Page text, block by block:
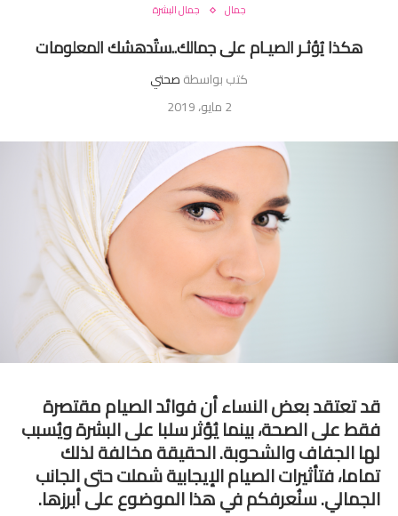
جمال جمال البشرة
هكذا يُؤثـر الصيـام على جمالك..ستُدهشك المعلومات
كتب بواسطةصحتي
2 مايو، 2019
قد تعتقد بعض النساء أن فوائد الصيام مقتصرة
فقط على الصحة، بينما يُؤثر سلبا على البشرة ويُسبب
لها الجفاف والشحوبة. الحقيقة مخالفة لذلك
تماما، فتأثيرات الصيام الإيجابية شملت حتى الجانب
الجمالي. سنُعرفكم في هذا الموضوع على أبرزها.